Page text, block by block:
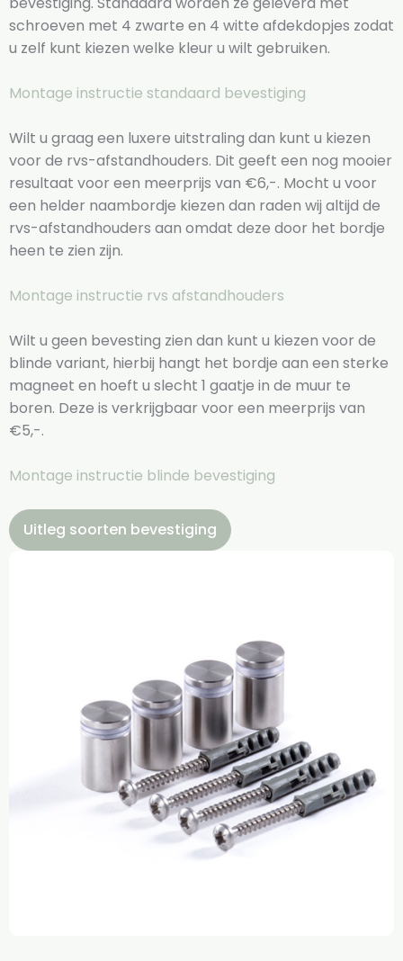
schroeven met 4 zwarte en 4 witte afdekdopjes zodat
u zelf kunt kiezen welke kleur u wilt gebruiken.
Montage instructie standaard bevestiging
Wilt u graag een luxere uitstraling dan kunt u kiezen
voor de rvs-afstandhouders. Dit geeft een nog mooier
resultaat voor een meerprijs van €6,-. Mocht u voor
een helder naambordje kiezen dan raden wij altijd de
rvs-afstandhouders aan omdat deze door het bordje
heen te zien zijn.
Montage instructie rvs afstandhouders
Wilt u geen bevesting zien dan kunt u kiezen voor de
blinde variant, hierbij hangt het bordje aan een sterke
magneet en hoeft u slecht 1 gaatje in de muur te
boren. Deze is verkrijgbaar voor een meerprijs van
€5,-.
Montage instructie blinde bevestiging
Uitleg soorten bevestiging